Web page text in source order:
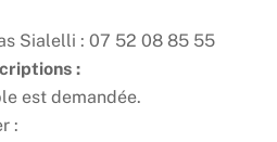
Sialelli : 07 52 08 85 55
:
est demandée.
: